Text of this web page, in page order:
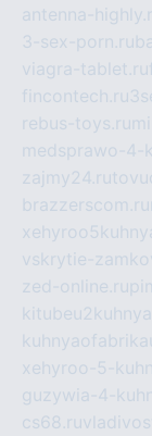
antenna-
3-sex-porn.ru
viagra-tablet.ru
fincontech.ru
rebus-toys.ru
medsprawo-4-
zajmy24.ru
brazzerscom.ru
vskrytie-
zed-online.ru
xehyroo-5-
guzywia-4-
cs68.ru